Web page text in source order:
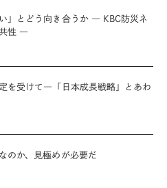
」とどう向き合うか ― KBC防災ネ
性 ―
を受けて―「日本成長戦略」とあわ
のか、見極めが必要だ